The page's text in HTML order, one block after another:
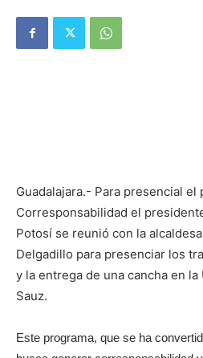
Guadalajara.- Para presencial el
Corresponsabilidad el
Potosí se reunió con la
Delgadillo para presenciar los
y la entrega de una cancha en
Sauz.
Este programa, que se ha